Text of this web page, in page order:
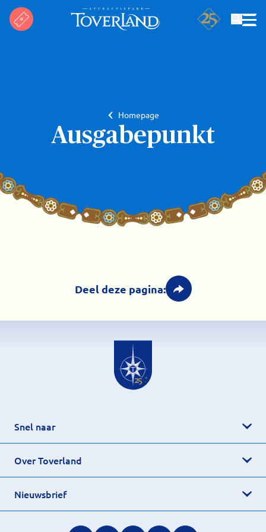
Homepage
Ausgabepunkt
Deel deze pagina:
Snel naar
Over Toverland
Nieuwsbrief